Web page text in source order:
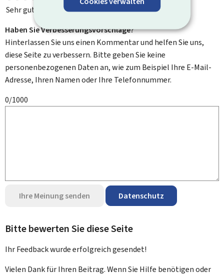
Sehr gut
Haben Sie Verbesserungsvorschläge?
Hinterlassen Sie uns einen Kommentar und helfen Sie uns,
diese Seite zu verbessern. Bitte geben Sie keine
personenbezogenen Daten an, wie zum Beispiel Ihre E-Mail-
Adresse, Ihren Namen oder Ihre Telefonnummer.
0/1000
Ihre Meinung senden Datenschutz
Bitte bewerten Sie diese Seite
Ihr Feedback wurdeerfolgreichgesendet!
Vielen Dank für Ihren Beitrag. Wenn Sie Hilfe benötigen oder